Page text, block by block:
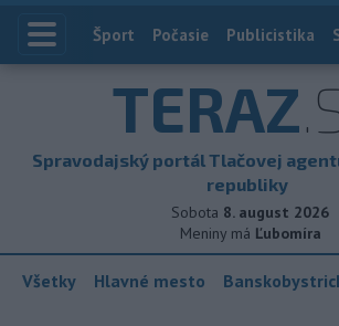
Index
Šport Počasie Publicistika
TERAZ
Spravodajský portál Tlačovej
republiky
Sobota 8. august 2026
Meniny má Ľubomíra
Všetky Hlavné mesto